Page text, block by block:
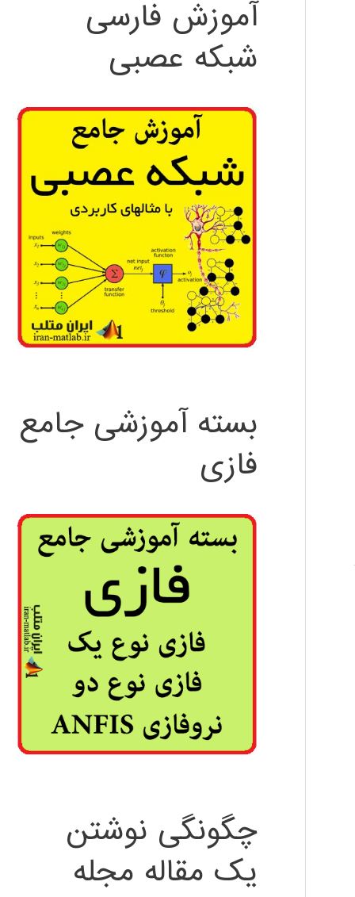
آموزش فارسی
شبکه عصبی
بسته آموزشی جامع
فازی
چگونگی نوشتن
یک مقاله مجله